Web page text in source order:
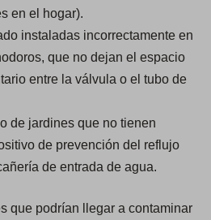
en el hogar).
instaladas incorrectamente en
que no dejan el espacio
entre la válvula o el tubo de
de jardines que no tienen
de prevención del reflujo
de entrada de agua.
que podrían llegar a contaminar